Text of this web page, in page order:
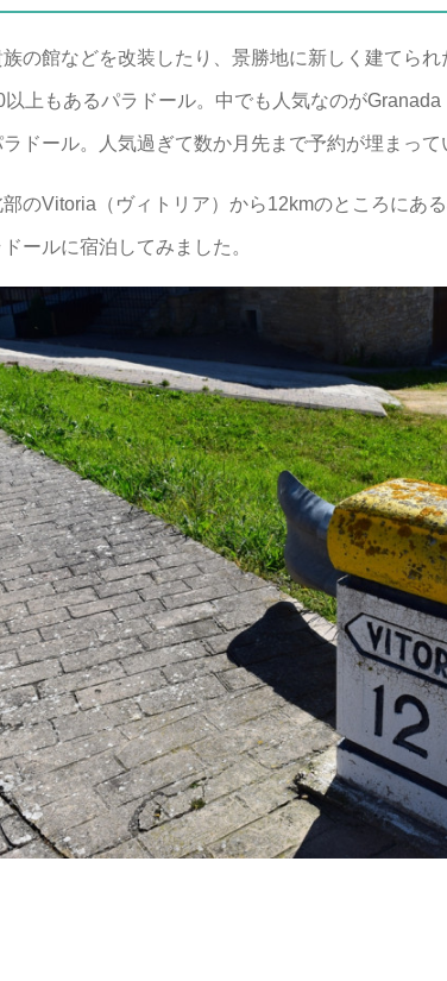
の館などを改装したり、景勝地に新しく建てられ
以上もあるパラドール。中でも人気なのが
ドール。人気過ぎて数か月先まで予約が埋まって
のVitoria（ヴィトリア）から12kmのところにあ
ールに宿泊してみました。